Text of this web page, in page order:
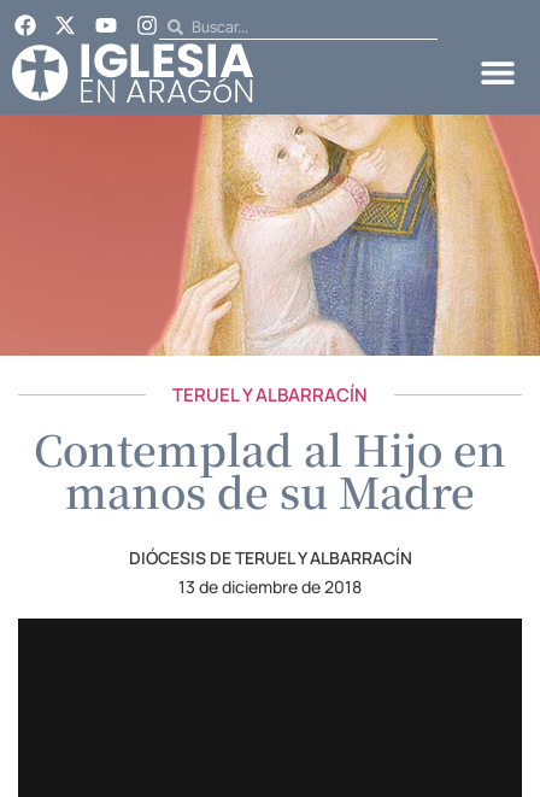
TERUEL Y ALBARRACÍN
Contemplad al Hijo en
manos de su Madre
DIÓCESIS DE TERUEL Y ALBARRACÍN
13 de diciembre de 2018